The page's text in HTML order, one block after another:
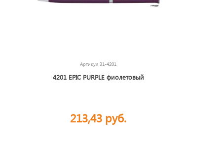
Артикул 31-4201
4201 EPIC PURPLE фиолетовый
213,43 руб.